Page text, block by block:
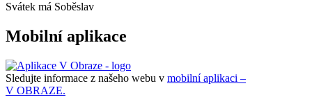
Svátek má Soběslav
Mobilní aplikace
Sledujte informace z našeho webu v mobilní aplikaci –
V OBRAZE.